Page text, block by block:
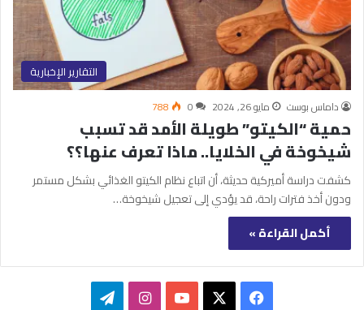
التقارير الإخبارية
داماس بوست مايو 26, 2024 0
788
حمية “الكيتو” طويلة الأمد قد تسبب
شيخوخة في الخلايا.. ماذا تعرف عنها؟؟
كشفت دراسة أميركية حديثة، أن اتباع نظام الكيتو الغذائي بشكل مستمر
ودون أخذ فترات راحة، قد يؤدي إلى تعجيل شيخوخة…
أكمل القراءة »
فيسبوك ‫YouTubeانستقرامتيلقرام